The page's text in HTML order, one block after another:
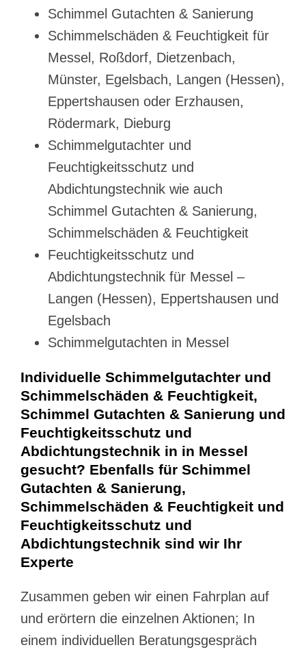
Schimmel Gutachten & Sanierung
Schimmelschäden & Feuchtigkeit für
Messel, Roßdorf, Dietzenbach,
Münster, Egelsbach, Langen (Hessen),
Eppertshausen oder Erzhausen,
Rödermark, Dieburg
Schimmelgutachter und
Feuchtigkeitsschutz und
Abdichtungstechnik wie auch
Schimmel Gutachten & Sanierung,
Schimmelschäden & Feuchtigkeit
Feuchtigkeitsschutz und
Abdichtungstechnik für Messel –
Langen (Hessen), Eppertshausen und
Egelsbach
Schimmelgutachten in Messel
Individuelle Schimmelgutachter und
Schimmelschäden & Feuchtigkeit,
Schimmel Gutachten & Sanierung und
Feuchtigkeitsschutz und
Abdichtungstechnik in in Messel
gesucht? Ebenfalls für Schimmel
Gutachten & Sanierung,
Schimmelschäden & Feuchtigkeit und
Feuchtigkeitsschutz und
Abdichtungstechnik sind wir Ihr
Experte
Zusammen geben wir einen Fahrplan auf
und erörtern die einzelnen Aktionen; In
einem individuellen Beratungsgespräch